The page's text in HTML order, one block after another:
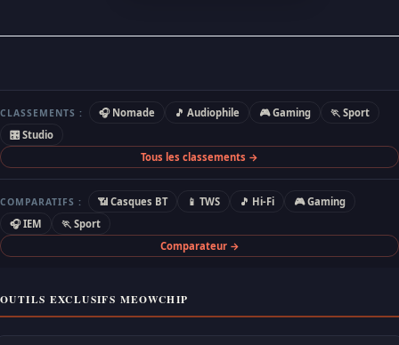
CLASSEMENTS : 🎧 Nomade 🎵 Audiophile 🎮 Gaming
🏃 Sport
🎛 Studio
Tous les classements →
COMPARATIFS : 📶 Casques BT 📱 TWS 🎵 Hi-Fi
🎮 Gaming
🎧 IEM
🏃 Sport
Comparateur →
OUTILS EXCLUSIFS MEOWCHIP